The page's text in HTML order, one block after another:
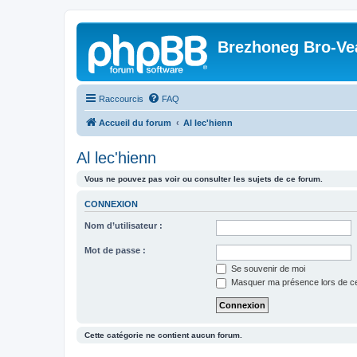
Brezhoneg Bro-
Raccourcis FAQ
Accueil du forum Al lec'hienn
Al lec'hienn
Vous ne pouvez pas voir ou consulter les sujets de ce forum.
CONNEXION
Nom d’utilisateur :
Mot de passe :
Se souvenir de moi
Masquer ma présence lors de
Cette catégorie ne contient aucun forum.